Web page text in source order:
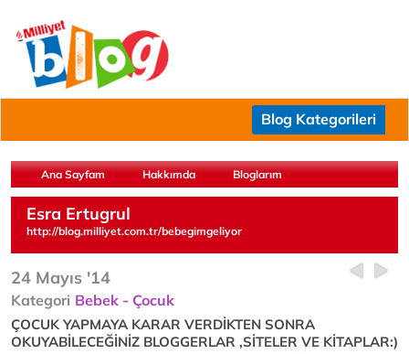
Blog Kategorileri
Ana Sayfam Hakkımda Bloglarım
Esra Ertugrul
http://blog.milliyet.com.tr/bebegimgeliyor
24 Mayıs '14
Kategori Bebek - Çocuk
ÇOCUK YAPMAYA KARAR VERDİKTEN SONRA
OKUYABİLECEĞİNİZ BLOGGERLAR ,SİTELER VE KİTAPLAR:)